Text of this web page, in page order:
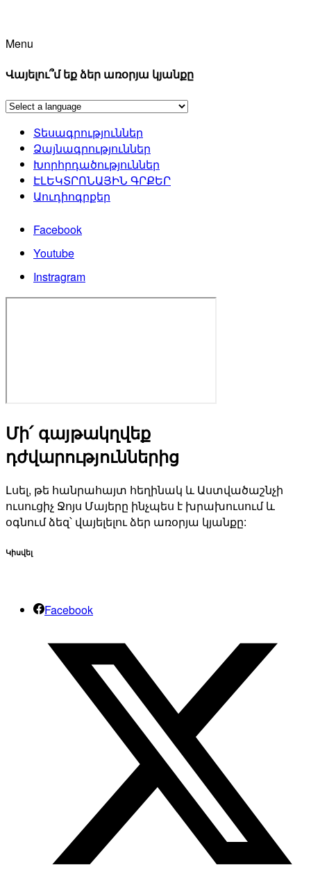
Menu
Վայելու՞մ եք ձեր առօրյա կյանքը
Տեսագրություններ
Ձայնագրություններ
Խորհրդածություններ
ԷԼԵԿՏՐՈՆԱՅԻՆ ԳՐՔԵՐ
Աուդիոգրքեր
Facebook
Youtube
Instragram
Մի՛ գայթակղվեք
դժվարություններից
Լսել, թե հանրահայտ հեղինակ և Աստվածաշնչի
ուսուցիչ Ջոյս Մայերը ինչպես է խրախուսում և
օգնում ձեզ՝ վայելելու ձեր առօրյա կյանքը:
Կիսվել
Facebook